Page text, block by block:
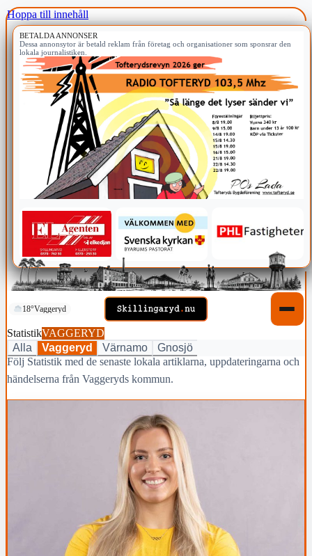
Hoppa till innehåll
BETALDA ANNONSER
Dessa annonsytor är betald reklam från företag och organisationer som sponsrar den
lokala journalistiken.
18°Vaggeryd
StatistikVAGGERYD
Alla
Vaggeryd Värnamo
Gnosjö
Följ Statistik med de senaste lokala artiklarna, uppdateringarna och
händelserna från Vaggeryds kommun.